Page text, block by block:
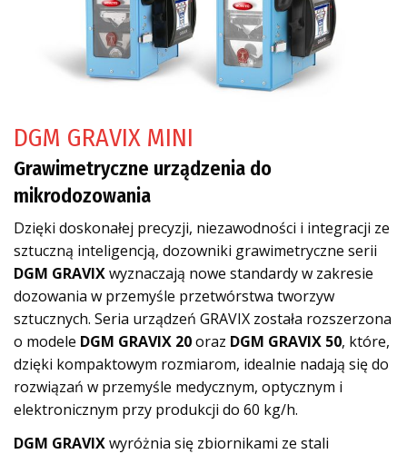
DGM GRAVIX MINI
Grawimetryczne urządzenia do
mikrodozowania
Dzięki doskonałej precyzji, niezawodności i integracji ze
sztuczną inteligencją, dozowniki grawimetryczne serii
DGM GRAVIXwyznaczają nowe standardy w zakresie
dozowania w przemyśle przetwórstwa tworzyw
sztucznych. Seria urządzeń GRAVIX została rozszerzona
o modele DGM GRAVIX 20oraz DGM GRAVIX 50, które,
dzięki kompaktowym rozmiarom, idealnie nadają się do
rozwiązań w przemyśle medycznym, optycznym i
elektronicznym przy produkcji do 60 kg/h.
DGM GRAVIXwyróżnia się zbiornikami ze stali